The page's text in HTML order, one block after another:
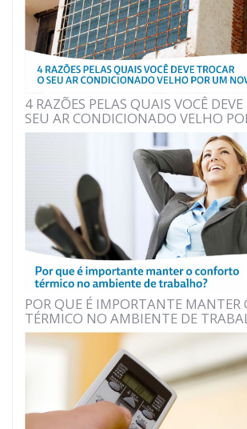
4 RAZÕES PELAS QUAIS VOCÊ
SEU AR CONDICIONADO VELHO
POR QUE É IMPORTANTE MANTER
TÉRMICO NO AMBIENTE DE